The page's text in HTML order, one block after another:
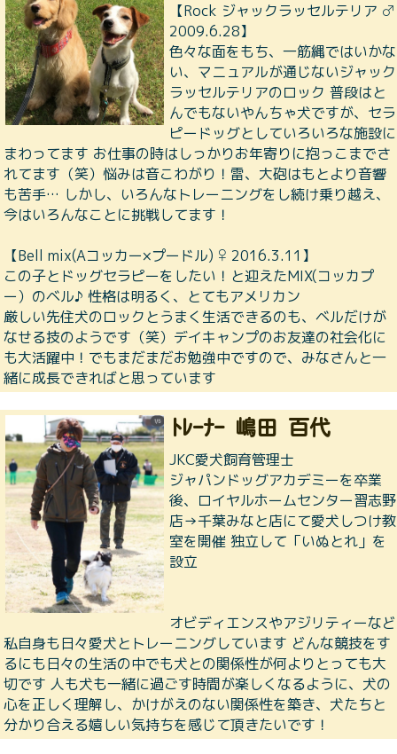
【Rock ジャックラッセルテリア ♂
2009.6.28】
色々な面をもち、一筋縄ではいかな
い、マニュアルが通じないジャック
ラッセルテリアのロック 普段はと
んでもないやんちゃ犬ですが、セラ
ピードッグとしていろいろな施設に
まわってます お仕事の時はしっかりお年寄りに抱っこまでさ
れてます（笑）悩みは音こわがり！雷、大砲はもとより音響
も苦手… しかし、いろんなトレーニングをし続け乗り越え、
今はいろんなことに挑戦してます！
【Bell mix(Aコッカー×プードル) ♀ 2016.3.11】
この子とドッグセラピーをしたい！と迎えたMIX(コッカプ
ー）のベル♪ 性格は明るく、とてもアメリカン
厳しい先住犬のロックとうまく生活できるのも、ベルだけが
なせる技のようです（笑）デイキャンプのお友達の社会化に
も大活躍中！でもまだまだお勉強中ですので、みなさんと一
緒に成長できればと思っています
ﾄﾚｰﾅｰ 嶋田 百代
JKC愛犬飼育管理士
ジャパンドッグアカデミーを卒業
後、ロイヤルホームセンター習志野
店→千葉みなと店にて愛犬しつけ教
室を開催 独立して「いぬとれ」を
設立
オビディエンスやアジリティーなど
私自身も日々愛犬とトレーニングしています どんな競技をす
るにも日々の生活の中でも犬との関係性が何よりとっても大
切です 人も犬も一緒に過ごす時間が楽しくなるように、犬の
心を正しく理解し、かけがえのない関係性を築き、犬たちと
分かり合える嬉しい気持ちを感じて頂きたいです！